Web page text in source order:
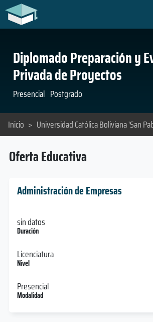
Diplomado Preparación y
Privada de Proyectos
Presencial Postgrado
Inicio > Universidad Católica Boliviana 'San
Oferta Educativa
Administración de Empresas
sin datos
Duración
Licenciatura
Nivel
Presencial
Modalidad